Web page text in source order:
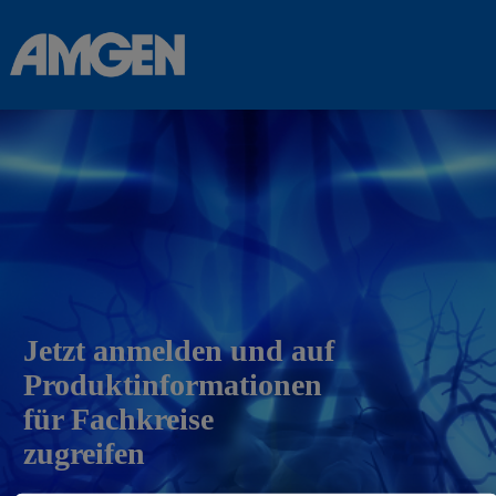
Jetzt anmelden und auf
Produktinformationen
für Fachkreise
zugreifen